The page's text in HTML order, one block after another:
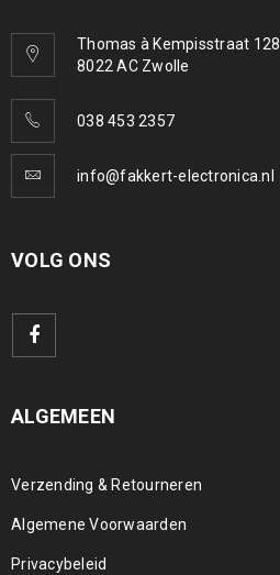
Thomas à Kempisstraat 128
8022 AC Zwolle
038 453 2357
info@fakkert-electronica.nl
VOLG ONS
ALGEMEEN
Verzending & Retourneren
Algemene Voorwaarden
Privacybeleid